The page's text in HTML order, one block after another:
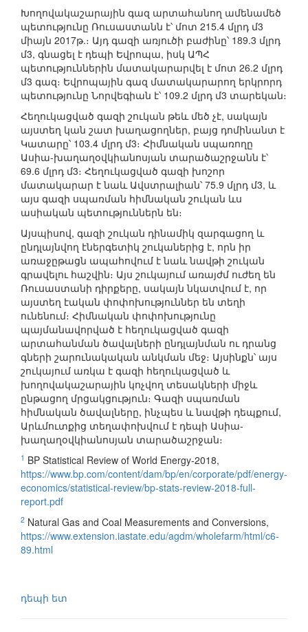
Խողովակաշարային գազ արտահանող ամենամեծ
պետությունը Ռուսաստանն է՝ մոտ 215.4 մլրդ մ3
միայն 2017թ.։ Այդ գազի առյուծի բաժինը՝ 189.3 մլրդ
մ3, գնացել է դեպի Եվրոպա, իսկ ԱՊՀ
պետություններին մատակարարվել է մոտ 26.2 մլրդ
մ3 գազ։ Եվրոպային գազ մատակարարող երկրորդ
պետությունը Նորվեգիան է՝ 109.2 մլրդ մ3 տարեկան։
Հեղուկացված գազի շուկան թեև մեծ չէ, սակայն
այստեղ կան շատ խաղացողներ, բայց դոմինանտ է
Կատարը՝ 103.4 մլրդ մ3։ Հիմնական սպառողը
Ասիա-խաղաղօվկիանոսյան տարածաշրջանն է՝
69.6 մլրդ մ3։ Հեղուկացված գազի խոշոր
մատակարար է նաև Ավստրալիան՝ 75.9 մլրդ մ3, և
այս գազի սպառման հիմնական շուկան ևս
ասիական պետություններն են։
Այսպիսով, գազի շուկան դինամիկ զարգացող և
ընդլայնվող էներգետիկ շուկաներից է, որն իր
առաջըթացն ապահովում է նաև նավթի շուկան
գրավելու հաշվին։ Այս շուկայում առայժմ ուժեղ են
Ռուսաստանի դիրքերը, սակայն նկատվում է, որ
այստեղ էական փոփոխություններ են տեղի
ունենում։ Հիմնական փոփոխությունը
պայմանավորված է հեղուկացված գազի
արտահանման ծավալների ընդլայնման ու դրանց
գների շարունակական անկման մեջ։ Այսինքն՝ այս
շուկայում առկա է գազի հեղուկացված և
խողովակաշարային կոչվող տեսակների միջև
ընթացող մրցակցություն։ Գազի սպառման
հիմնական ծավալները, ինչպես և նավթի դեպքում,
Արևմուտքից տեղափոխվում է դեպի Ասիա-
խաղաղօվկիանոսյան տարածաշրջան։
1 BP Statistical Review of World Energy-2018,
https://www.bp.com/content/dam/bp/en/corporate/pdf/energy-
economics/statistical-review/bp-stats-review-2018-full-
report.pdf
2 Natural Gas and Coal Measurements and Conversions,
https://www.extension.iastate.edu/agdm/wholefarm/html/c6-
89.html
դեպի ետ